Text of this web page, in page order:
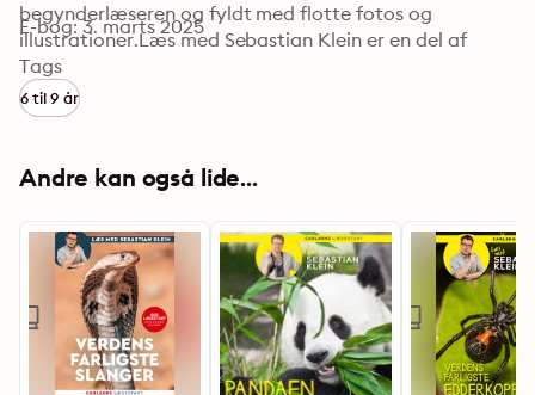
begynderlæseren og fyldt med flotte fotos og
illustrationer.Læs med Sebastian Klein er en del af
Carlsens Læsestart – en begynder-letlæsningsserie,
som henvender sig til de nye læsere. Bøgerne er
læsepædagogisk bearbejdet, typografien er let
der fungerer som støtte for læsningen. Bøgerne har
ikke lix- eller lettal, da de er fagbøger. I Verdens
kattedyr, hvem der har det stærkeste bid, og om den
lille dreng, der faldt ned i jaguarburet i zoo ...I samme
serie:Verdens farligste hajerVerdens farligste
slangerVerdens farligste fortidsøglerFra ca. 7 år.
E-bog: 3. marts 2025
Tags
6 til 9 år
Andre kan også lide...